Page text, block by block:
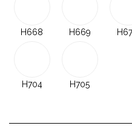
H668 H669
H704 H705